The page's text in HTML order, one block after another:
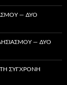
— ΔΎΟ
— ΔΎΟ
ΣΎΓΧΡΟΝΗ